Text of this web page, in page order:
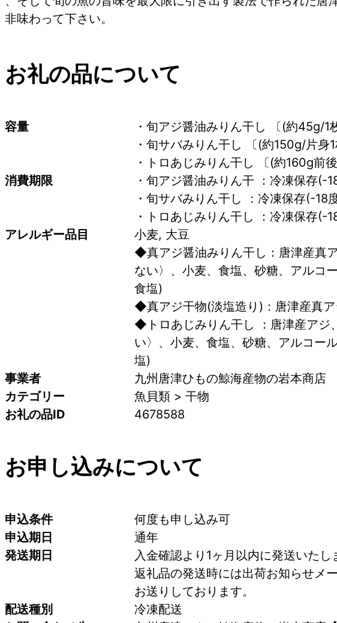
非味わって下さい。
お礼の品について
容量
・旬アジ醤油みりん干し 〔(約45g/1
・旬サバみりん干し 〔(約150g/片身1
・トロあじみりん干し 〔(約160g前
消費期限
・旬アジ醤油みりん干 ：冷凍保存
・旬サバみりん干し ：冷凍保存(-
・トロあじみりん干し ：冷凍保存
アレルギー品目
小麦, 大豆
◆真アジ醤油みりん干し：唐津産真
ない〉、小麦、食塩、砂糖、アルコ
食塩)
◆真アジ干物(淡塩造り)：唐津産真ア
◆トロあじみりん干し ：唐津産アジ
い〉、小麦、食塩、砂糖、アルコー
塩)
事業者
九州唐津ひもの鯨海産物の岩本商店
カテゴリー
魚貝類 > 干物
お礼の品ID
4678588
お申し込みについて
申込条件
何度も申し込み可
申込期日
通年
発送期日
入金確認より1ヶ月以内に発送いたし
返礼品の発送時には出荷お知らせメ
お送りしております。
配送種別
冷凍配送